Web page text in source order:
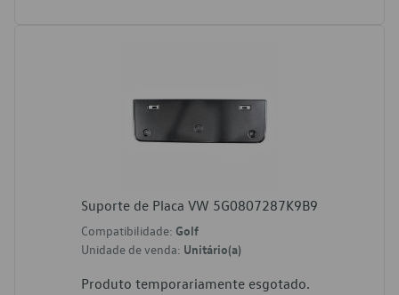
Suporte de Placa VW 5G0807287K9B9
Compatibilidade: Golf
Unidade de venda: Unitário(a)
Produto temporariamente esgotado.